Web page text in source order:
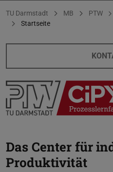
Sie befinden sich hier:
TU Darmstadt MB PTW
Startseite
Das Center für
Produktivität